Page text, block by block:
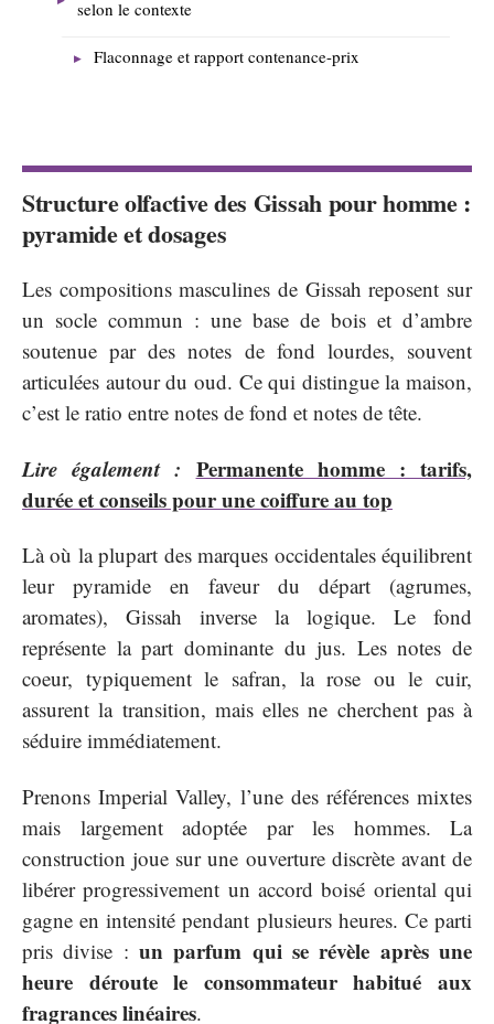
selon le contexte
Flaconnage et rapport contenance-prix
Structure olfactive des Gissah pour homme :
pyramide et dosages
Les compositions masculines de Gissah reposent sur
un socle commun : une base de bois et d’ambre
soutenue par des notes de fond lourdes, souvent
articulées autour du oud. Ce qui distingue la maison,
c’est le ratio entre notes de fond et notes de tête.
Lire également : Permanente homme : tarifs,
durée et conseils pour une coiffure au top
Là où la plupart des marques occidentales équilibrent
leur pyramide en faveur du départ (agrumes,
aromates), Gissah inverse la logique. Le fond
représente la part dominante du jus. Les notes de
coeur, typiquement le safran, la rose ou le cuir,
assurent la transition, mais elles ne cherchent pas à
séduire immédiatement.
Prenons Imperial Valley, l’une des références mixtes
mais largement adoptée par les hommes. La
construction joue sur une ouverture discrète avant de
libérer progressivement un accord boisé oriental qui
gagne en intensité pendant plusieurs heures. Ce parti
pris divise : un parfum qui se révèle après une
heure déroute le consommateur habitué aux
fragrances linéaires.